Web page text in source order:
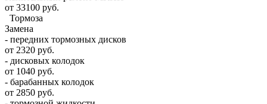
от 33100 руб.
Тормоза
Замена
- передних тормозных дисков
от 2320 руб.
- дисковых колодок
от 1040 руб.
- барабанных колодок
от 2850 руб.